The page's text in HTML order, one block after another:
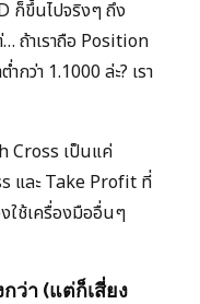
ก็ขึ้นไปจริงๆ ถึง
… ถ้าเราถือ Position
กว่า 1.1000 ล่ะ? เรา
Cross เป็นแค่
และ Take Profit ที่
ใช้เครื่องมืออื่นๆ
ว่า (แต่ก็เสี่ยง